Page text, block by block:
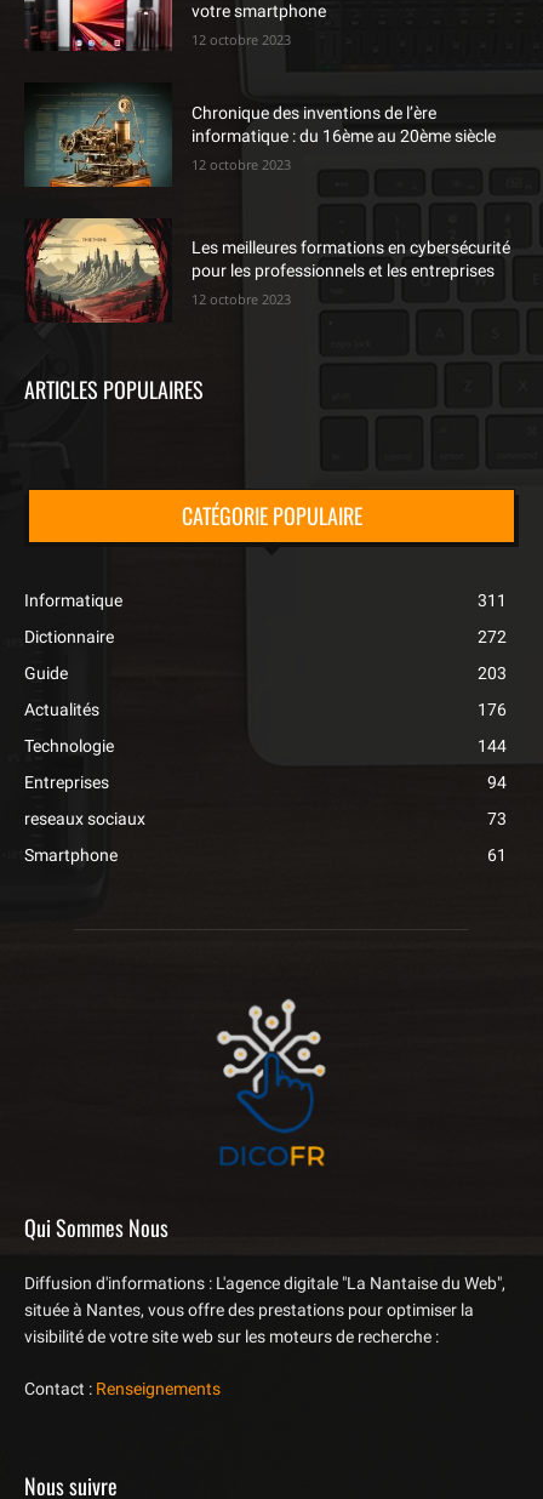
votre smartphone
12 octobre 2023
Chronique des inventions de l’ère
informatique : du 16ème au 20ème siècle
12 octobre 2023
Les meilleures formations en cybersécurité
pour les professionnels et les entreprises
12 octobre 2023
ARTICLES POPULAIRES
CATÉGORIE POPULAIRE
Informatique
311
Dictionnaire
272
Guide
203
Actualités
176
Technologie
144
Entreprises
94
reseaux sociaux
73
Smartphone
61
Qui Sommes Nous
Diffusion d'informations : L'agence digitale "La Nantaise du Web",
située à Nantes, vous offre des prestations pour optimiser la
visibilité de votre site web sur les moteurs de recherche :
Contact : Renseignements
Nous suivre